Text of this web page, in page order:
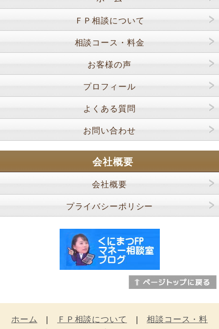
ＦＰ相談について
相談コース・料金
お客様の声
プロフィール
よくある質問
お問い合わせ
会社概要
会社概要
プライバシーポリシー
ホーム ＦＰ相談について |相談コース・料